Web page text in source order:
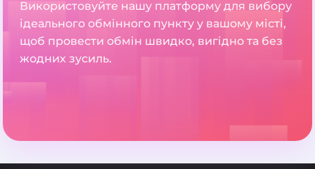
Використовуйте нашу платформу для вибору
ідеального обмінного пункту у вашому місті,
щоб провести обмін швидко, вигідно та без
жодних зусиль.